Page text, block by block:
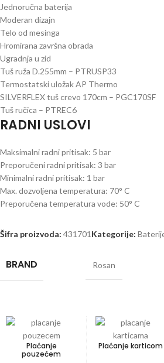
Jednoručna baterija
Moderan dizajn
Telo od mesinga
Hromirana završna obrada
Ugradnja u zid
Tuš ruža D.255mm – PTRUSP33
Termostatski uložak AP Thermo
SILVERFLEX tuš crevo 170cm – PGC170SF
Tuš ručica – PTREC6
RADNI USLOVI
Maksimalni radni pritisak: 5 bar
Preporučeni radni pritisak: 3 bar
Minimalni radni pritisak: 1 bar
Max. dozvoljena temperatura: 70° C
Preporučena temperatura vode: 50° C
Šifra proizvoda: 431701 Kategorije:
BRAND Rosan
Plaćanje
pouzećem
Plaćanje karticom